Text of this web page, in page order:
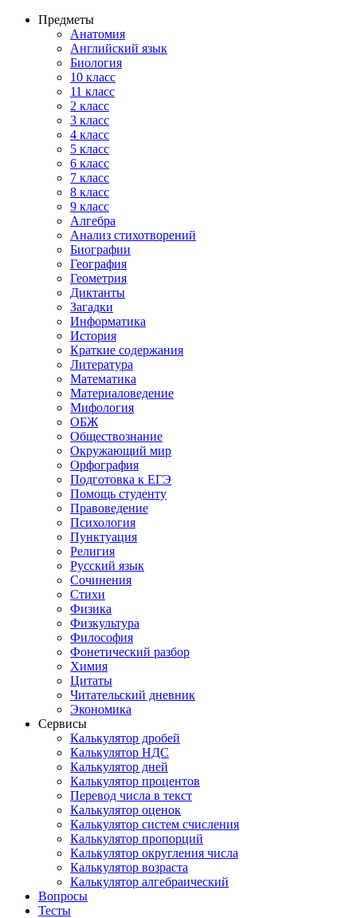
Предметы
Анатомия
Английский язык
Биология
10 класс
11 класс
2 класс
3 класс
4 класс
5 класс
6 класс
7 класс
8 класс
9 класс
Алгебра
Анализ стихотворений
Биографии
География
Геометрия
Диктанты
Загадки
Информатика
История
Краткие содержания
Литература
Математика
Материаловедение
Мифология
ОБЖ
Обществознание
Окружающий мир
Орфография
Подготовка к ЕГЭ
Помощь студенту
Правоведение
Психология
Пунктуация
Религия
Русский язык
Сочинения
Стихи
Физика
Физкультура
Философия
Фонетический разбор
Химия
Цитаты
Читательский дневник
Экономика
Сервисы
Калькулятор дробей
Калькулятор НДС
Калькулятор дней
Калькулятор процентов
Перевод числа в текст
Калькулятор оценок
Калькулятор систем счисления
Калькулятор пропорций
Калькулятор округления числа
Калькулятор возраста
Калькулятор алгебраический
Вопросы
Тесты